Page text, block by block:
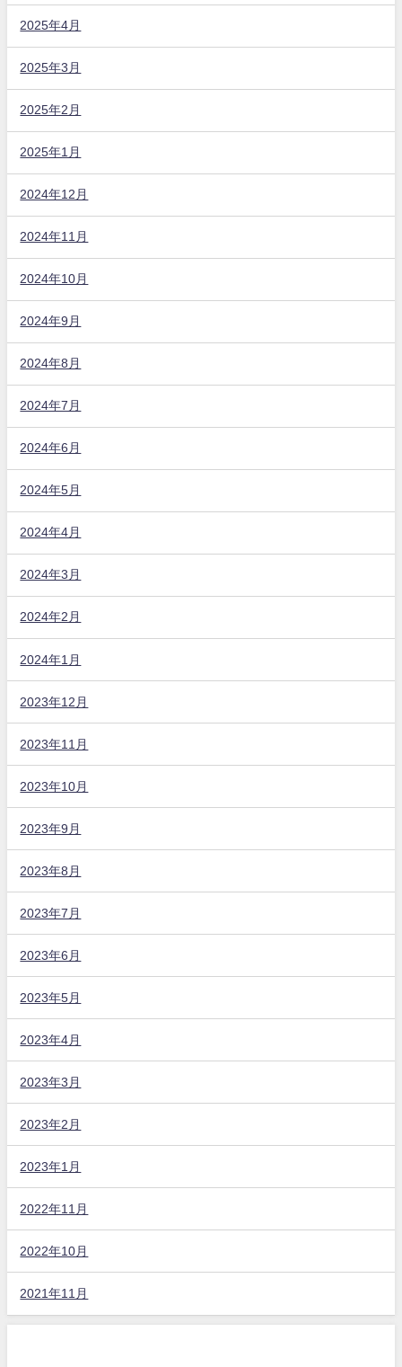
2025年4月
2025年3月
2025年2月
2025年1月
2024年12月
2024年11月
2024年10月
2024年9月
2024年8月
2024年7月
2024年6月
2024年5月
2024年4月
2024年3月
2024年2月
2024年1月
2023年12月
2023年11月
2023年10月
2023年9月
2023年8月
2023年7月
2023年6月
2023年5月
2023年4月
2023年3月
2023年2月
2023年1月
2022年11月
2022年10月
2021年11月